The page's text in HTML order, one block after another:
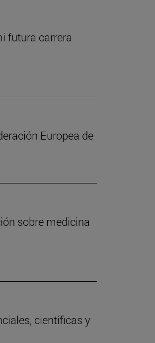
futura carrera
Europea de
sobre medicina
científicas y